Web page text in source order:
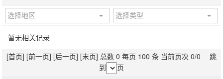
选择地区 选择类型
暂无相关记录
[首页] [前一页] [后一页] [末页] 总数 0 每页 100 条 当前页次 0/0 跳
到
页